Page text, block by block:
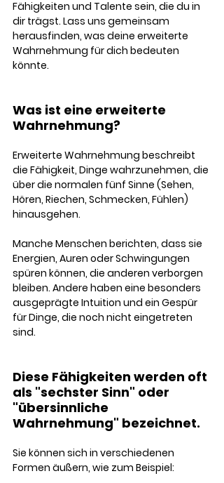
Fähigkeiten und Talente sein, die du in
dir trägst. Lass uns gemeinsam
herausfinden, was deine erweiterte
Wahrnehmung für dich bedeuten
könnte.
Was ist eine erweiterte
Wahrnehmung?
Erweiterte Wahrnehmung beschreibt
die Fähigkeit, Dinge wahrzunehmen, die
über die normalen fünf Sinne (Sehen,
Hören, Riechen, Schmecken, Fühlen)
hinausgehen.
Manche Menschen berichten, dass sie
Energien, Auren oder Schwingungen
spüren können, die anderen verborgen
bleiben. Andere haben eine besonders
ausgeprägte Intuition und ein Gespür
für Dinge, die noch nicht eingetreten
sind.
Diese Fähigkeiten werden oft
als "sechster Sinn" oder
"übersinnliche
Wahrnehmung" bezeichnet.
Sie können sich in verschiedenen
Formen äußern, wie zum Beispiel: